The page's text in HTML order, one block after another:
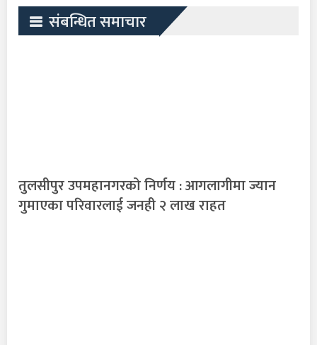
संबन्धित समाचार
तुलसीपुर उपमहानगरको निर्णय : आगलागीमा ज्यान
गुमाएका परिवारलाई जनही २ लाख राहत